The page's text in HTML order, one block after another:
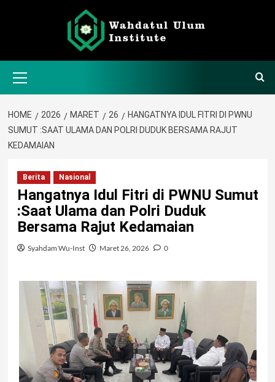
Menu
HOME 2026 MARET 26
HANGATNYA IDUL FITRI DI PWNU
SUMUT :SAAT ULAMA DAN POLRI DUDUK BERSAMA RAJUT
KEDAMAIAN
Berita Nasional
Hangatnya Idul Fitri di PWNU Sumut
:Saat Ulama dan Polri Duduk
Bersama Rajut Kedamaian
Syahdam Wu-Inst Maret 26, 2026 0